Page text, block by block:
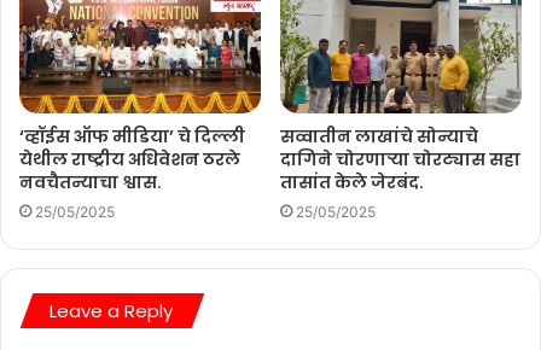
‘व्हॉईस ऑफ मीडिया’ चे दिल्ली
येथील राष्ट्रीय अधिवेशन ठरले
नवचैतन्याचा श्वास.
25/05/2025
सव्वातीन लाखांचे सोन्याचे
दागिने चोरणाऱ्या चोरट्यास सहा
तासांत केले जेरबंद.
25/05/2025
Leave a Reply